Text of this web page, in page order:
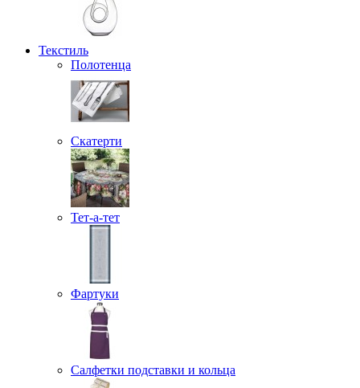
Текстиль
Полотенца
Скатерти
Тет-а-тет
Фартуки
Салфетки подставки и кольца